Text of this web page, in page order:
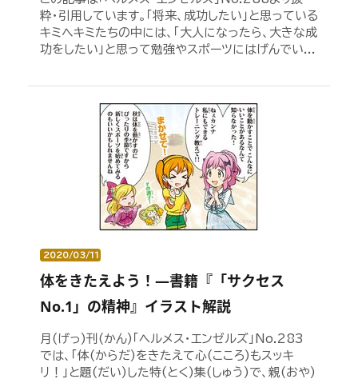
粋・引用しています。「将来、成功したい」と思っている
キミへキミたちの中には、「大人になったら、大きな成
功をしたい」と思って勉強やスポーツにはげんでい...
2020/03/11
体をきたえよう！―書籍『「サクセス
No.1」の精神』イラスト解説
月(げっ)刊(かん)「ヘルメス・エンゼルズ」No.283
では、「体(からだ)をきたえて心(こころ)もスッキ
リ！」と題(だい)した特(とく)集(しゅう)で、親(おや)